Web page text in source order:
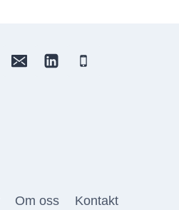
Om oss
Kontakt